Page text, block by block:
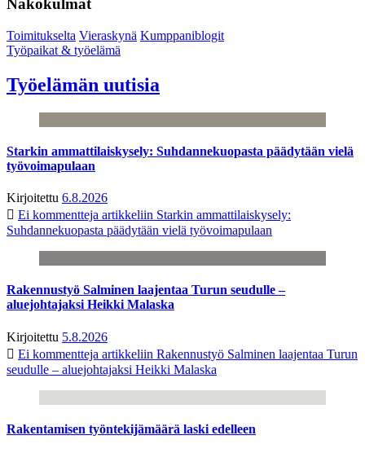
Näkökulmat
Toimitukselta Vieraskynä Kumppaniblogit
Työpaikat & työelämä
Työelämän uutisia
Starkin ammattilaiskysely: Suhdannekuopasta päädytään vielä
työvoimapulaan
Kirjoitettu 6.8.2026
Ei kommentteja artikkeliin Starkin ammattilaiskysely:
Suhdannekuopasta päädytään vielä työvoimapulaan
Rakennustyö Salminen laajentaa Turun seudulle –
aluejohtajaksi Heikki Malaska
Kirjoitettu 5.8.2026
Ei kommentteja artikkeliin Rakennustyö Salminen laajentaa Turun
seudulle – aluejohtajaksi Heikki Malaska
Rakentamisen työntekijämäärä laski edelleen